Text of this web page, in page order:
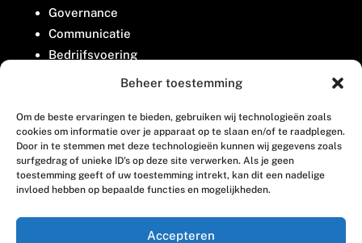
Beheer toestemming
Om de beste ervaringen te bieden, gebruiken wij technologieën zoals
cookies om informatie over je apparaat op te slaan en/of te raadplegen.
Door in te stemmen met deze technologieën kunnen wij gegevens zoals
surfgedrag of unieke ID's op deze site verwerken. Als je geen
toestemming geeft of uw toestemming intrekt, kan dit een nadelige
invloed hebben op bepaalde functies en mogelijkheden.
Accepteren
Governance
Communicatie
Bedrijfsvoering
Belangenbehartiging
Contact
Houttuinlaan 8
3447 GM Woerden